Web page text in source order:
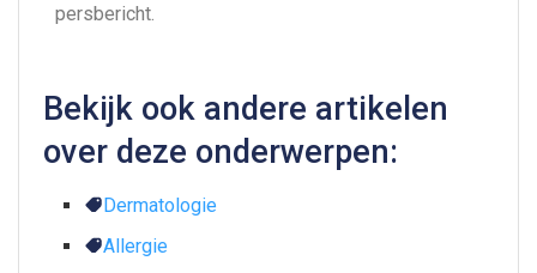
persbericht.
Bekijk ook andere artikelen
over deze onderwerpen:
Dermatologie
Allergie